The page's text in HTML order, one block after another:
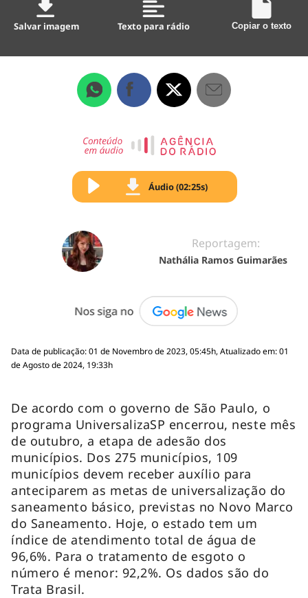
Salvar imagem Texto para rádio Copiar o texto
Áudio (02:25s)
Reportagem:
Nathália Ramos Guimarães
Data de publicação: 01 de Novembro de 2023, 05:45h, Atualizado em: 01
de Agosto de 2024, 19:33h
De acordo com o governo de São Paulo, o
programa UniversalizaSP encerrou, neste mês
de outubro, a etapa de adesão dos
municípios. Dos 275 municípios, 109
municípios devem receber auxílio para
anteciparem as metas de universalização do
saneamento básico, previstas no Novo Marco
do Saneamento. Hoje, o estado tem um
índice de atendimento total de água de
96,6%. Para o tratamento de esgoto o
número é menor: 92,2%. Os dados são do
Trata Brasil.